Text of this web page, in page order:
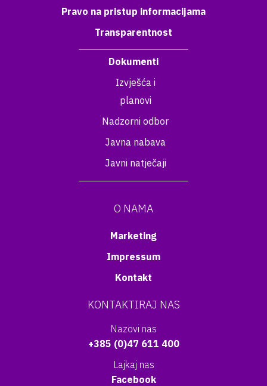
Pravo na pristup informacijama
Transparentnost
Dokumenti
Izvješća i
planovi
Nadzorni odbor
Javna nabava
Javni natječaji
O NAMA
Marketing
Impressum
Kontakt
KONTAKTIRAJ NAS
Nazovi nas
+385 (0)47 611 400
Lajkaj nas
Facebook